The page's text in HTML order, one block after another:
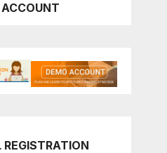
ACCOUNT
REGISTRATION